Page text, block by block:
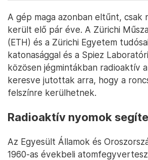
A gép maga azonban eltűnt, csak
került elő pár éve. A Zürichi
(ETH) és a Zürichi Egyetem
katonasággal és a Spiez
közösen jégmintákban radioaktív
keresve jutottak arra, hogy a
felszínre kerülhetnek.
Radioaktív nyomok
Az Egyesült Államok és
1960-as évekbeli